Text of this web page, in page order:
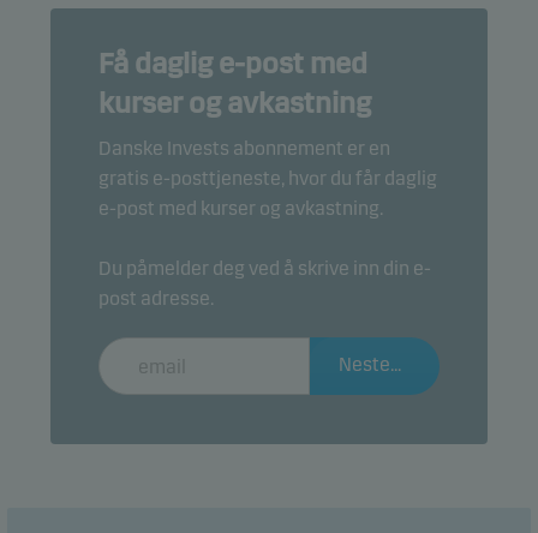
Få daglig e-post med
kurser og avkastning
Danske Invests abonnement er en
gratis e-posttjeneste, hvor du får daglig
e-post med kurser og avkastning.
Du påmelder deg ved å skrive inn din e-
post adresse.
Neste...